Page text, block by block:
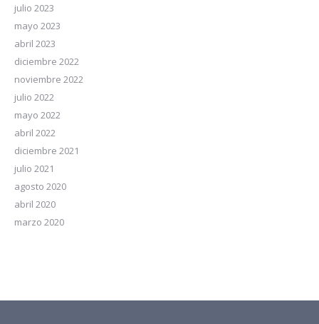
julio 2023
mayo 2023
abril 2023
diciembre 2022
noviembre 2022
julio 2022
mayo 2022
abril 2022
diciembre 2021
julio 2021
agosto 2020
abril 2020
marzo 2020